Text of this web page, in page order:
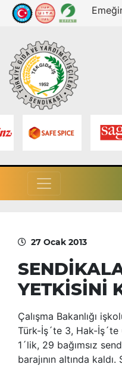
27 Ocak 2013
YETKİSİNİ
Çalışma Bakanlığı
Türk-İş´te 3, Hak-İş´te
1´lik, 29 bağımsız
barajının altında